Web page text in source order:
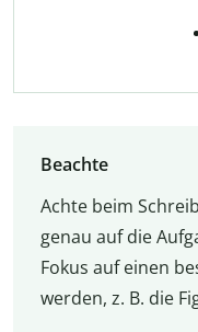
Beachte
Achte beim
genau auf die
Fokus auf einen
werden, z. B. die